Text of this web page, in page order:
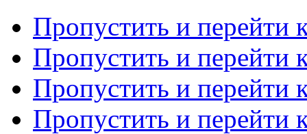
Пропустить и перейти
Пропустить и перейти
Пропустить и перейти
Пропустить и перейти